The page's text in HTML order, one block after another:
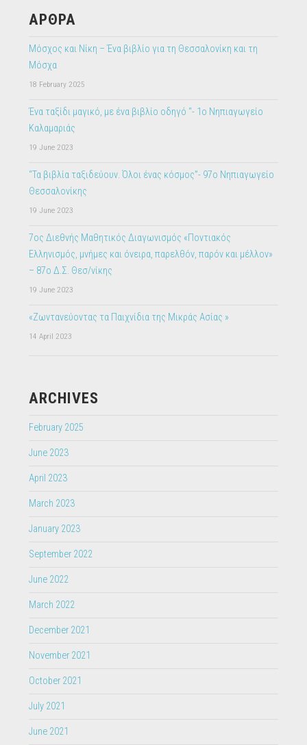
ΑΡΘΡΑ
Μόσχος και Νίκη – Ένα βιβλίο για τη Θεσσαλονίκη και τη
Μόσχα
18 February 2025
Ένα ταξίδι μαγικό, με ένα βιβλίο οδηγό “- 1ο Νηπιαγωγείο
Καλαμαριάς
19 June 2023
“Τα βιβλία ταξιδεύουν. Όλοι ένας κόσμος”- 97ο Νηπιαγωγείο
Θεσσαλονίκης
19 June 2023
7ος Διεθνής Μαθητικός Διαγωνισμός «Ποντιακός
Ελληνισμός, μνήμες και όνειρα, παρελθόν, παρόν και μέλλον»
– 87ο Δ.Σ. Θεσ/νίκης
19 June 2023
«Ζωντανεύοντας τα Παιχνίδια της Μικράς Ασίας »
14 April 2023
ARCHIVES
February 2025
June 2023
April 2023
March 2023
January 2023
September 2022
June 2022
March 2022
December 2021
November 2021
October 2021
July 2021
June 2021